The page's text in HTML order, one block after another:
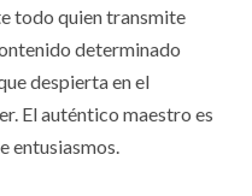
todo quien transmite
determinado
despierta en el
El auténtico maestro es
entusiasmos.